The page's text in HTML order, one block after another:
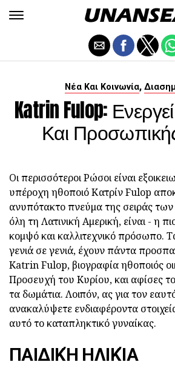
Νέα Και Κοινωνία,
Katrin Fulop:
Και
Οι περισσότεροι Ρώσοι είναι
υπέροχη ηθοποιό Κατρίν Fulop
ανυπότακτο πνεύμα της σειράς
όλη τη Λατινική Αμερική, είναι - η
κομψό και καλλιτεχνικό πρόσωπο.
γενιά σε γενιά, έχουν πάντα
Katrin Fulop, βιογραφία ηθοποιός
Προσευχή του Κυρίου, και αφίσες
τα δωμάτια. Λοιπόν, ας για τον
ανακαλύψετε ενδιαφέροντα
αυτό το καταπληκτικό γυναίκας.
ΠΑΙΔΙΚΉ ΗΛΙΚΊΑ